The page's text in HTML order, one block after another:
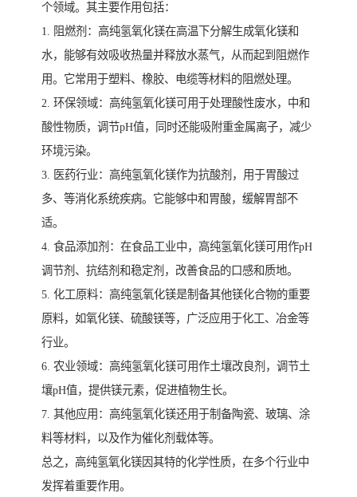
个领域。其主要作用包括：
1. 阻燃剂：高纯氢氧化镁在高温下分解生成氧化镁和
水，能够有效吸收热量并释放水蒸气，从而起到阻燃作
用。它常用于塑料、橡胶、电缆等材料的阻燃处理。
2. 环保领域：高纯氢氧化镁可用于处理酸性废水，中和
酸性物质，调节pH值，同时还能吸附重金属离子，减少
环境污染。
3. 医药行业：高纯氢氧化镁作为抗酸剂，用于胃酸过
多、等消化系统疾病。它能够中和胃酸，缓解胃部不
适。
4. 食品添加剂：在食品工业中，高纯氢氧化镁可用作pH
调节剂、抗结剂和稳定剂，改善食品的口感和质地。
5. 化工原料：高纯氢氧化镁是制备其他镁化合物的重要
原料，如氧化镁、硫酸镁等，广泛应用于化工、冶金等
行业。
6. 农业领域：高纯氢氧化镁可用作土壤改良剂，调节土
壤pH值，提供镁元素，促进植物生长。
7. 其他应用：高纯氢氧化镁还用于制备陶瓷、玻璃、涂
料等材料，以及作为催化剂载体等。
总之，高纯氢氧化镁因其特的化学性质，在多个行业中
发挥着重要作用。